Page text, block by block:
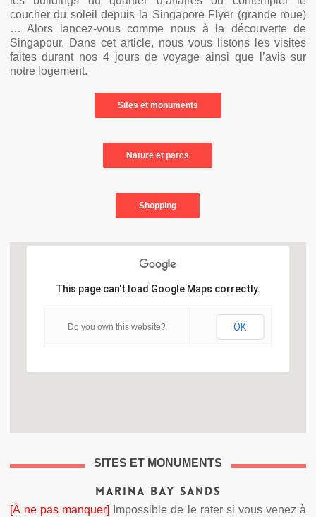
coucher du soleil depuis la Singapore Flyer (grande roue)
… Alors lancez-vous comme nous à la découverte de
Singapour. Dans cet article, nous vous listons les visites
faites durant nos 4 jours de voyage ainsi que l’avis sur
notre logement.
Sites et monuments
Nature et parcs
Shopping
This page can't load Google Maps correctly.
Do you own this website? OK
SITES ET MONUMENTS
Marina Bay Sands
[À ne pas manquer]
Impossible de le rater si vous venez à